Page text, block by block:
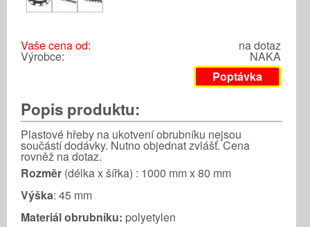
Vaše cena od: na dotaz
Výrobce:
NAKA
Poptávka
Popis produktu:
Plastové hřeby na ukotvení obrubníku nejsou
součástí dodávky. Nutno objednat zvlášť. Cena
rovněž na dotaz.
Rozměr (délka x šířka) : 1000 mm x 80 mm
Výška: 45 mm
Materiál obrubníku: polyetylen